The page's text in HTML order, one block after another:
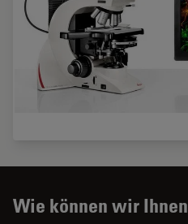
Wie können wir